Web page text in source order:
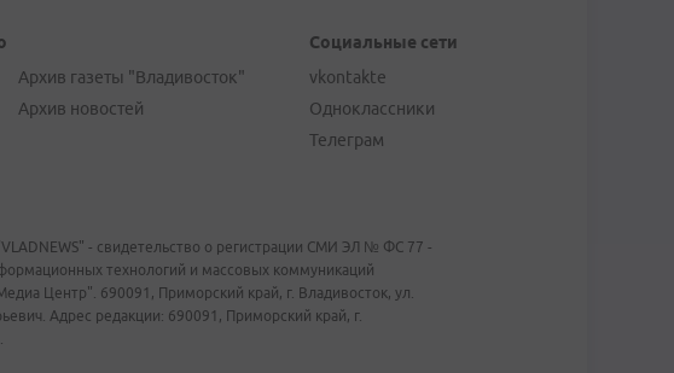
Архив газеты "Владивосток"
Архив новостей
Социальные сети
vkontakte
Одноклассники
Телеграм
- свидетельство о регистрации СМИ ЭЛ № ФС 77 -
технологий и массовых коммуникаций
Центр". 690091, Приморский край, г. Владивосток, ул.
Адрес редакции: 690091, Приморский край, г.